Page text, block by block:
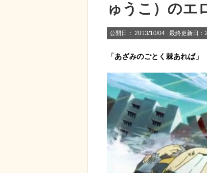
ゅうこ）のエ
公開日： 2013/10/04 : 最終更新日：
「あざみのごとく棘あれば」